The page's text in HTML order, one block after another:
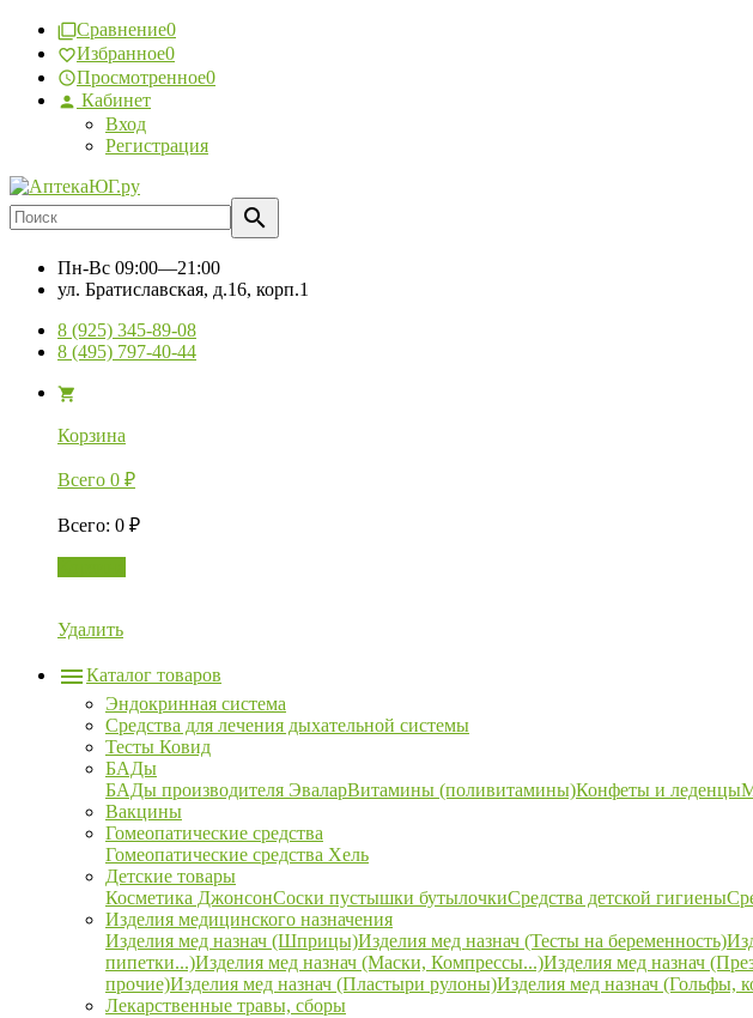
Сравнение0
Избранное0
Просмотренное0
Кабинет
Вход
Регистрация
Пн-Вс 09:00—21:00
ул. Братиславская, д.16, корп.1
8 (925) 345-89-08
8 (495) 797-40-44
Корзина
Всего 0 ₽
Всего: 0 ₽
Удалить
Каталог товаров
Эндокринная система
Средства для лечения дыхательной системы
Тесты Ковид
БАДы
БАДы производителя ЭваларВитамины (поливитамины)Конфеты и леденцы
Вакцины
Гомеопатические средства
Гомеопатические средства Хель
Детские товары
Косметика ДжонсонСоски пустышки бутылочкиСредства детской гигиены
Изделия медицинского назначения
Изделия мед назнач (Шприцы)Изделия мед назнач (Тесты на беременность)
пипетки...)Изделия мед назнач (Маски, Компрессы...)Изделия мед назнач
прочие)Изделия мед назнач (Пластыри рулоны)Изделия мед назнач (Гольфы,
Лекарственные травы, сборы